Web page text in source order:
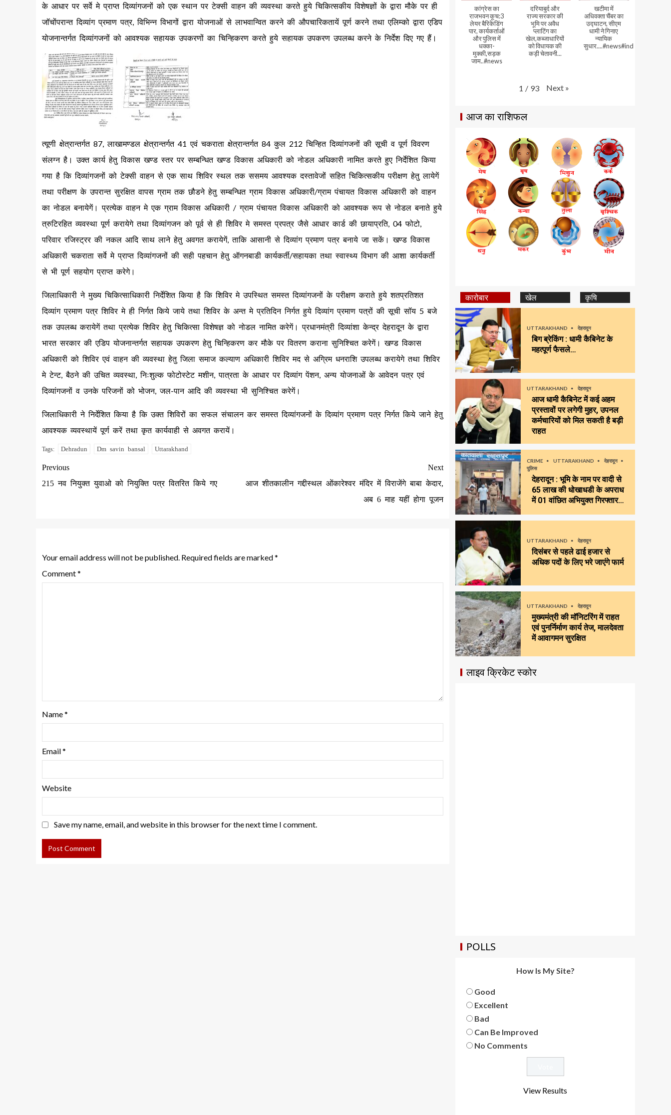
के आधार पर सर्वे मे प्राप्त दिव्यांगजनों को एक स्थान पर टेक्सी वाहन की व्यवस्था करते हुये चिकित्सकीय विशेषज्ञों के द्वारा मौके पर ही
जॉचोंपरान्त दिव्यांग प्रमाण पत्र, विभिन्न विभागों द्वारा योजनाओं से लाभवान्वित करने की औपचारिकतायें पूर्ण करने तथा एलिम्को द्वारा एडिप
योजनान्तर्गत दिव्यांगजनों को आवश्यक सहायक उपकरणों का चिन्हिकरण करते हुये सहायक उपकरण उपलब्ध करने के निर्देश दिए गए हैं।
त्यूणी क्षेत्रान्तर्गत 87, लाखामण्डल क्षेत्रान्तर्गत 41 एवं चकराता क्षेत्रान्तर्गत 84 कुल 212 चिन्हित दिव्यांगजनों की सूची व पूर्ण विवरण
संलग्न है। उक्त कार्य हेतु विकास खण्ड स्तर पर सम्बन्धित खण्ड विकास अधिकारी को नोडल अधिकारी नामित करते हुए निर्देशित किया
गया है कि दिव्यांगजनों को टेक्सी वाहन से एक साथ शिविर स्थल तक ससमय आवश्यक दस्तावेजों सहित चिकित्सकीय परीक्षण हेतु लायेगें
तथा परीक्षण के उपरान्त सुरक्षित वापस ग्राम तक छौडने हेतु सम्बन्धित ग्राम विकास अधिकारी/ग्राम पंचायत विकास अधिकारी को वाहन
का नोडल बनायेगें। प्रत्येक वाहन मे एक ग्राम विकास अधिकारी / ग्राम पंचायत विकास अधिकारी को आवश्यक रूप से नोडल बनाते हुये
त्रुटिरहित व्यवस्था पूर्ण करायेगे तथा दिव्यांगजन को पूर्व से ही शिविर मे समस्त प्रपत्र जैसे आधार कार्ड की छायाप्रति, 04 फोटो,
परिवार रजिस्ट्रर की नकल आदि साथ लाने हेतु अवगत करायेगें, ताकि आसानी से दिव्यांग प्रमाण पत्र बनाये जा सकें। खण्ड विकास
अधिकारी चकराता सर्वे मे प्राप्त दिव्यांगजनों की सही पहचान हेतु ऑगनबाडी कार्यकर्ती/सहायका तथा स्वास्थ्य विभाग की आशा कार्यकर्ती
से भी पूर्ण सहयोग प्राप्त करेगे।
जिलाधिकारी ने मुख्य चिकित्साधिकारी निर्देशित किया है कि शिविर मे उपस्थित समस्त दिव्यांगजनों के परीक्षण कराते हुये शतप्रतिशत
दिव्यांग प्रमाण पत्र शिविर मे ही निर्गत किये जाये तथा शिविर के अन्त मे प्रतिदिन निर्गत हुये दिव्यांग प्रमाण पत्रों की सूची सॉय 5 बजे
तक उपलब्ध करायेगें तथा प्रत्येक शिविर हेतु चिकित्सा विशेषज्ञ को नोडल नामित करेगें। प्रधानमंत्री दिव्यांशा केन्द्र देहरादून के द्वारा
भारत सरकार की एडिप योजनान्तर्गत सहायक उपकरण हेतु चिन्हिकरण कर मौके पर वितरण कराना सुनिश्चित करेगें। खण्ड विकास
अधिकारी को शिविर एवं वाहन की व्यवस्था हेतु जिला समाज कल्याण अधिकारी शिविर मद से अग्रिम धनराशि उपलब्ध करायेगे तथा शिविर
मे टेन्ट, बैठने की उचित व्यवस्था, निःशुल्क फोटोस्टेट मशीन, पात्रता के आधार पर दिव्यांग पेंशन, अन्य योजनाओं के आवेदन पत्र एवं
दिव्यांगजनों व उनके परिजनों को भोजन, जल-पान आदि की व्यवस्था भी सुनिश्चित करेगें।
जिलाधिकारी ने निर्देशित किया है कि उक्त शिविरों का सफल संचालन कर समस्त दिव्यांगजनों के दिव्यांग प्रमाण पत्र निर्गत किये जाने हेतु
आवश्यक व्यवस्थायें पूर्ण करें तथा कृत कार्यवाही से अवगत करायें।
Tags: Dehradun Dm savin bansal Uttarakhand
Previous
215 नव नियुक्त युवाओ को नियुक्ति पत्र वितरित किये गए
Next
आज शीतकालीन गद्दीस्थल ओंकारेश्वर मंदिर में विराजेंगे बाबा केदार,
अब 6 माह यहीं होगा पूजन
Your email address will not be published. Required fields are marked*
Comment*
Name*
Email*
Website
Save my name, email, and website in this browser for the next time I comment.
कांग्रेस का
राजभवन कूच:3
लेयर बैरिकेडिंग
पार, कार्यकर्ताओं
और पुलिस में
धक्का-
मुक्की,सड़क
जाम..#news
दरियाबुर्द और
राज्य सरकार की
भूमि पर अवैध
प्लाटिंग का
खेल,कब्जाधारियों
को विधायक की
कड़ी चेतावनी...
खटीमा में
अधिवक्ता चैंबर का
उद्घाटन, सीएम
धामी ने गिनाए
न्यायिक
सुधार....#news#india#video
1 / 93 Next »
आज का राशिफल
कारोबार खेल कृषि
UTTARAKHAND देहरादून
बिग ब्रेकिंग : धामी कैबिनेट के
महत्पूर्ण फैसले…
UTTARAKHAND देहरादून
आज धामी कैबिनेट में कई अहम
प्रस्तावों पर लगेगी मुहर, उपनल
कर्मचारियों को मिल सकती है बड़ी
राहत
CRIME UTTARAKHAND
देहरादून
पुलिस
देहरादून : भूमि के नाम पर वादी से
65 लाख की धोखाधडी के अपराध
में 01 वांछित अभियुक्त गिरफ्तार…
UTTARAKHAND देहरादून
दिसंबर से पहले ढाई हजार से
अधिक पदों के लिए भरे जाएंगे फार्म
UTTARAKHAND देहरादून
मुख्यमंत्री की मॉनिटरिंग में राहत
एवं पुनर्निर्माण कार्य तेज, मालदेवता
में आवागमन सुरक्षित
लाइव क्रिकेट स्कोर
POLLS
How Is My Site?
Good
Excellent
Bad
Can Be Improved
No Comments
View Results